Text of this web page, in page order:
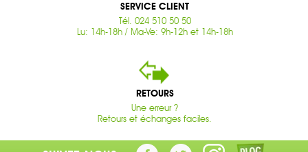
SERVICE CLIENT
Tél. 024 510 50 50
Lu: 14h-18h / Ma-Ve: 9h-12h et 14h-18h
RETOURS
Une erreur ?
Retours et échanges faciles.